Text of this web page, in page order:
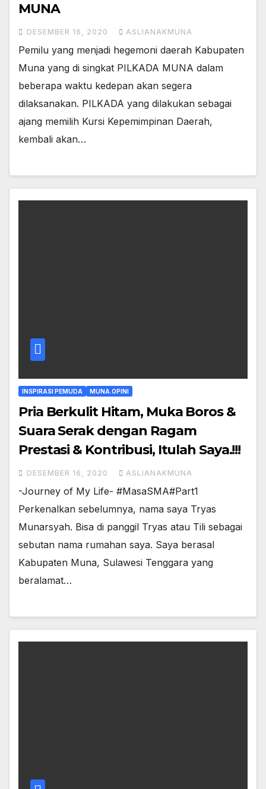
MUNA
DESEMBER 16, 2020 ASLIANAKMUNA
Pemilu yang menjadi hegemoni daerah Kabupaten
Muna yang di singkat PILKADA MUNA dalam
beberapa waktu kedepan akan segera
dilaksanakan. PILKADA yang dilakukan sebagai
ajang memilih Kursi Kepemimpinan Daerah,
kembali akan…
INSPIRASI PEMUDA MUNA.OPINI
Pria Berkulit Hitam, Muka Boros &
Suara Serak dengan Ragam
Prestasi & Kontribusi, Itulah Saya.!!!
DESEMBER 16, 2020 ASLIANAKMUNA
-Journey of My Life- #MasaSMA#Part1
Perkenalkan sebelumnya, nama saya Tryas
Munarsyah. Bisa di panggil Tryas atau Tili sebagai
sebutan nama rumahan saya. Saya berasal
Kabupaten Muna, Sulawesi Tenggara yang
beralamat…